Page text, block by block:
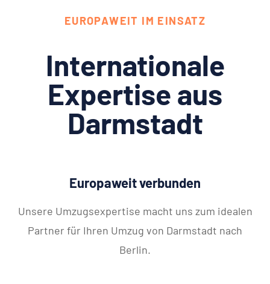
EUROPAWEIT IM EINSATZ
Internationale
Expertise aus
Darmstadt
Europaweit verbunden
Unsere Umzugsexpertise macht uns zum idealen
Partner für Ihren Umzug von Darmstadt nach
Berlin.